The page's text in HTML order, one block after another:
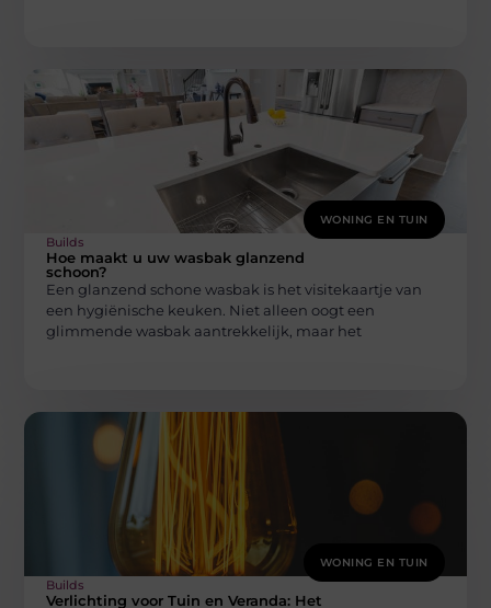
WONING EN TUIN
Builds
Hoe maakt u uw wasbak glanzend
schoon?
Een glanzend schone wasbak is het visitekaartje van
een hygiënische keuken. Niet alleen oogt een
glimmende wasbak aantrekkelijk, maar het
WONING EN TUIN
Builds
Verlichting voor Tuin en Veranda: Het